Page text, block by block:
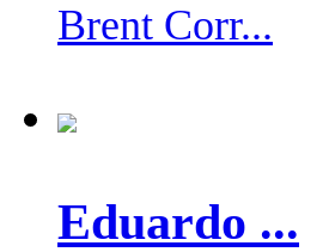
Brent Corr...
Eduardo ...